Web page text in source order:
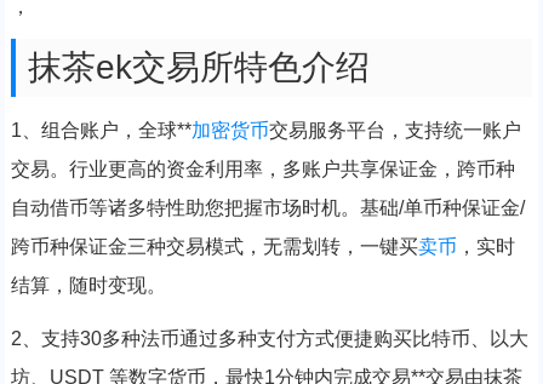
，
抹茶ek交易所特色介绍
1、组合账户，全球**加密货币交易服务平台，支持统一账户
交易。行业更高的资金利用率，多账户共享保证金，跨币种
自动借币等诸多特性助您把握市场时机。基础/单币种保证金/
跨币种保证金三种交易模式，无需划转，一键买卖币 ，实时
结算，随时变现。
2、支持30多种法币通过多种支付方式便捷购买比特币、以大
坊、USDT 等数字货币，最快1分钟内完成交易**交易由抹茶